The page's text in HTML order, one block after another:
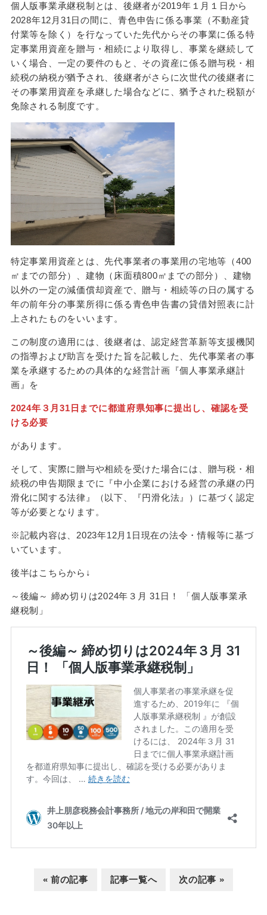
個人版事業承継税制とは、後継者が2019年１月１日から
2028年12 月 31日の間に、青色申告に係る事業（不動産貸
付業等を除く）を行なっていた先代からその事業に係る特
定事業用資産を贈与・相続により取得し、事業を継続して
いく場合、一定の要件のもと、その資産に係る贈与税・相
続税の納税が猶予され、後継者がさらに次世代の後継者に
その事業用資産を承継した場合などに、猶予された税額が
免除される制度です。
特定事業用資産とは、先代事業者の事業用の宅地等（400
㎡までの部分）、建物（床面積800㎡までの部分）、建物
以外の一定の減価償却資産で、贈与・相続等の日の属する
年の前年分の事業所得に係る青色申告書の貸借対照表に計
上されたものをいいます。
この制度の適用には、後継者は、認定経営革新等支援機関
の指導および助言を受けた旨を記載した、先代事業者の事
業を承継するための具体的な経営計画『個人事業承継計
画』を
2024年３月31 日までに都道府県知事に提出し、確認を受
ける必要
があります。
そして、実際に贈与や相続を受けた場合には、贈与税・相
続税の申告期限までに『中小企業における経営の承継の円
滑化に関する法律』（以下、『円滑化法』）に基づく認定
等が必要となります。
※記載内容は、2023年12月1日現在の法令・情報等に基づ
いています。
後半はこちらから↓
～後編～ 締め切りは2024年３月 31日！ 「個人版事業承
継税制」
« 前の記事 記事一覧へ 次の記事 »